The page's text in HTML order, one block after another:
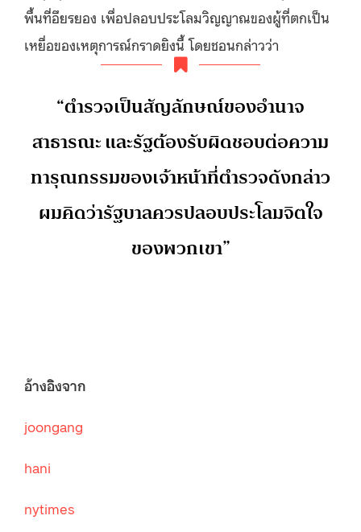
พื้นที่อึยรยอง เพื่อปลอบประโลมวิญญาณของผู้ที่ตกเป็น
เหยื่อของเหตุการณ์กราดยิงนี้ โดยชอนกล่าวว่า
“ตำรวจเป็นสัญลักษณ์ของอำนาจ
สาธารณะ และรัฐต้องรับผิดชอบต่อความ
ทารุณกรรมของเจ้าหน้าที่ตำรวจดังกล่าว
ผมคิดว่ารัฐบาลควรปลอบประโลมจิตใจ
ของพวกเขา”
อ้างอิงจาก
joongang
hani
nytimes